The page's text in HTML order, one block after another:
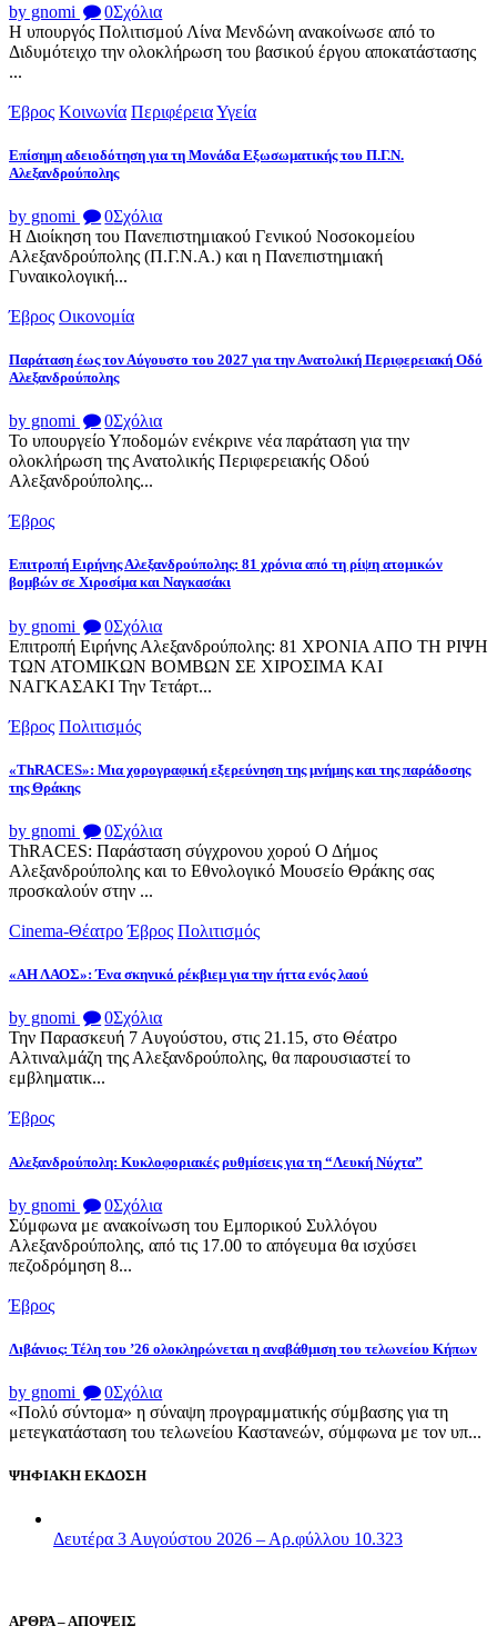
by gnomi 0Σχόλια
Η υπουργός Πολιτισμού Λίνα Μενδώνη ανακοίνωσε από το
Διδυμότειχο την ολοκλήρωση του βασικού έργου αποκατάστασης
...
Έβρος Κοινωνία ΠεριφέρειαΥγεία
Επίσημη αδειοδότηση για τη Μονάδα Εξωσωματικής του Π.Γ.Ν.
Αλεξανδρούπολης
by gnomi 0Σχόλια
Η Διοίκηση του Πανεπιστημιακού Γενικού Νοσοκομείου
Αλεξανδρούπολης (Π.Γ.Ν.Α.) και η Πανεπιστημιακή
Γυναικολογική...
Έβρος Οικονομία
Παράταση έως τον Αύγουστο του 2027 για την Ανατολική Περιφερειακή Οδό
Αλεξανδρούπολης
by gnomi 0Σχόλια
Το υπουργείο Υποδομών ενέκρινε νέα παράταση για την
ολοκλήρωση της Ανατολικής Περιφερειακής Οδού
Αλεξανδρούπολης...
Έβρος
Επιτροπή Ειρήνης Αλεξανδρούπολης: 81 χρόνια από τη ρίψη ατομικών
βομβών σε Χιροσίμα και Ναγκασάκι
by gnomi 0Σχόλια
Επιτροπή Ειρήνης Αλεξανδρούπολης: 81 ΧΡΟΝΙΑ ΑΠΟ ΤΗ ΡΙΨΗ
ΤΩΝ ΑΤΟΜΙΚΩΝ ΒΟΜΒΩΝ ΣΕ ΧΙΡΟΣΙΜΑ ΚΑΙ
ΝΑΓΚΑΣΑΚΙ Την Τετάρτ...
Έβρος Πολιτισμός
«ThRACES»: Μια χορογραφική εξερεύνηση της μνήμης και της παράδοσης
της Θράκης
by gnomi 0Σχόλια
ThRACES: Παράσταση σύγχρονου χορού Ο Δήμος
Αλεξανδρούπολης και το Εθνολογικό Μουσείο Θράκης σας
προσκαλούν στην ...
Cinema-Θέατρο Έβρος Πολιτισμός
«ΑΗ ΛΑΟΣ»: Ένα σκηνικό ρέκβιεμ για την ήττα ενός λαού
by gnomi 0Σχόλια
Την Παρασκευή 7 Αυγούστου, στις 21.15, στο Θέατρο
Αλτιναλμάζη της Αλεξανδρούπολης, θα παρουσιαστεί το
εμβληματικ...
Έβρος
Αλεξανδρούπολη: Κυκλοφοριακές ρυθμίσεις για τη “Λευκή Νύχτα”
by gnomi 0Σχόλια
Σύμφωνα με ανακοίνωση του Εμπορικού Συλλόγου
Αλεξανδρούπολης, από τις 17.00 το απόγευμα θα ισχύσει
πεζοδρόμηση 8...
Έβρος
Λιβάνιος: Τέλη του ’26 ολοκληρώνεται η αναβάθμιση του τελωνείου Κήπων
by gnomi 0Σχόλια
«Πολύ σύντομα» η σύναψη προγραμματικής σύμβασης για τη
μετεγκατάσταση του τελωνείου Καστανεών, σύμφωνα με τον υπ...
ΨΗΦΙΑΚΗ ΕΚΔΟΣΗ
Δευτέρα 3 Αυγούστου 2026 – Αρ.φύλλου 10.323
ΑΡΘΡΑ – ΑΠΟΨΕΙΣ